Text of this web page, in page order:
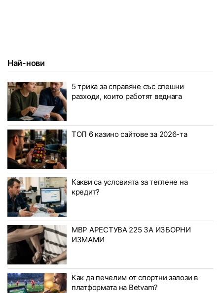
Най-нови
5 трика за справяне със спешни
разходи, които работят веднага
ТОП 6 казино сайтове за 2026-та
Какви са условията за теглене на
кредит?
МВР АРЕСТУВА 225 ЗА ИЗБОРНИ
ИЗМАМИ
Как да печелим от спортни залози в
платформата на Betvam?